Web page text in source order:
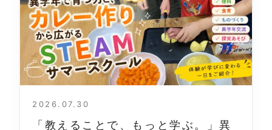
2026.07.30
「教えることで、もっと学ぶ。」異